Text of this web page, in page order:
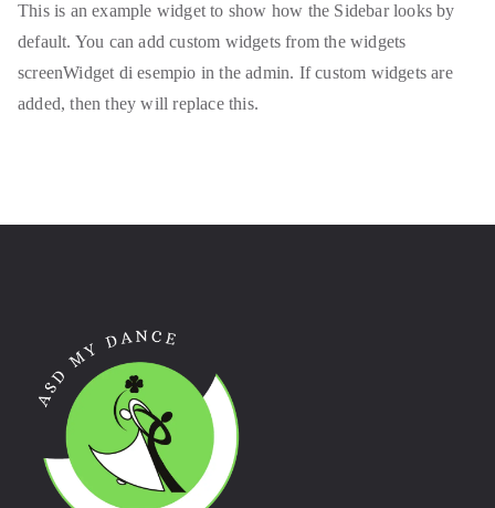
This is an example widget to show how the Sidebar looks by
default. You can add custom widgets from the widgets
screenWidget di esempio in the admin. If custom widgets are
added, then they will replace this.